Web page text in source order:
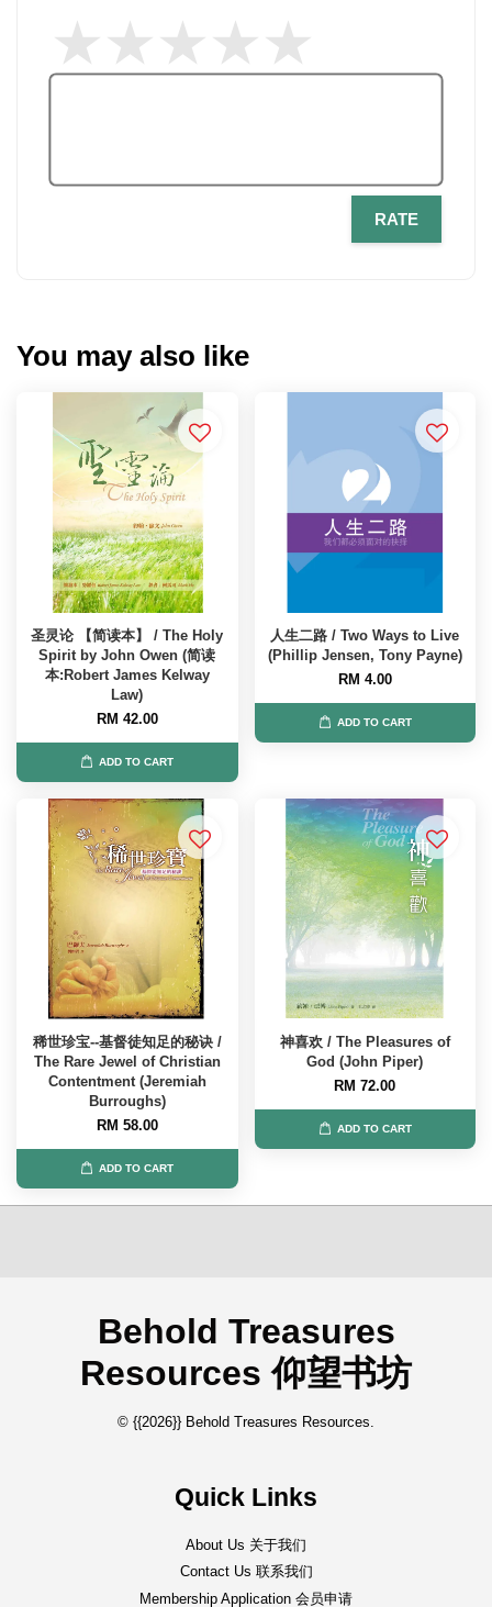
RATE
You may also like
圣灵论 【简读本】 / The Holy
Spirit by John Owen (简读
本:Robert James Kelway
Law)
RM 42.00
ADD TO CART
人生二路 / Two Ways to Live
(Phillip Jensen, Tony Payne)
RM 4.00
ADD TO CART
稀世珍宝--基督徒知足的秘诀 /
The Rare Jewel of Christian
Contentment (Jeremiah
Burroughs)
RM 58.00
ADD TO CART
神喜欢 / The Pleasures of
God (John Piper)
RM 72.00
ADD TO CART
Behold Treasures
Resources 仰望书坊
© {{2026}} Behold Treasures Resources.
Quick Links
About Us 关于我们
Contact Us 联系我们
Membership Application 会员申请